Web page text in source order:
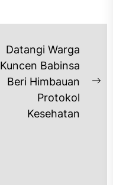
Datangi Warga
Kuncen Babinsa
Beri Himbauan
Protokol
Kesehatan